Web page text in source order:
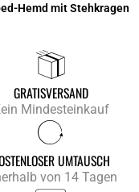
Hemd mit Stehkragen
GRATISVERSAND
Mindesteinkauf
UMTAUSCH
von 14 Tagen